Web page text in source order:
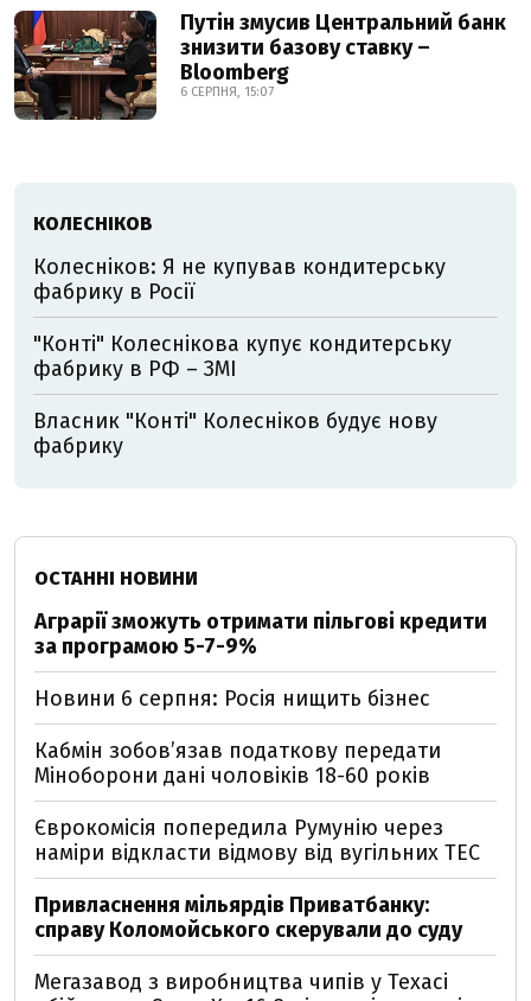
Путін змусив Центральний банк
знизити базову ставку –
Bloomberg
6 СЕРПНЯ, 15:07
КОЛЕСНІКОВ
Колесніков: Я не купував кондитерську
фабрику в Росії
"Конті" Колеснікова купує кондитерську
фабрику в РФ – ЗМІ
Власник "Конті" Колесніков будує нову
фабрику
ОСТАННІ НОВИНИ
Аграрії зможуть отримати пільгові кредити
за програмою 5-7-9%
Новини 6 серпня: Росія нищить бізнес
Кабмін зобовʼязав податкову передати
Міноборони дані чоловіків 18-60 років
Єврокомісія попередила Румунію через
наміри відкласти відмову від вугільних ТЕС
Привласнення мільярдів Приватбанку:
справу Коломойського скерували до суду
Мегазавод з виробництва чипів у Техасі